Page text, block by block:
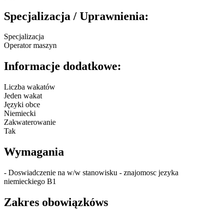
Specjalizacja / Uprawnienia:
Specjalizacja
Operator maszyn
Informacje dodatkowe:
Liczba wakatów
Jeden wakat
Języki obce
Niemiecki
Zakwaterowanie
Tak
Wymagania
- Doswiadczenie na w/w stanowisku - znajomosc jezyka
niemieckiego B1
Zakres obowiązkóws